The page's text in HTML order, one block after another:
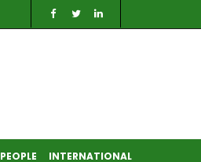
PEOPLE INTERNATIONAL